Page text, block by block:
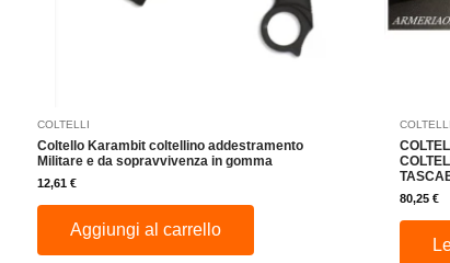
COLTELLI
Coltello Karambit coltellino addestramento
Militare e da sopravvivenza in gomma
12,61€
Aggiungi al carrello
COLTELLI
80,25€